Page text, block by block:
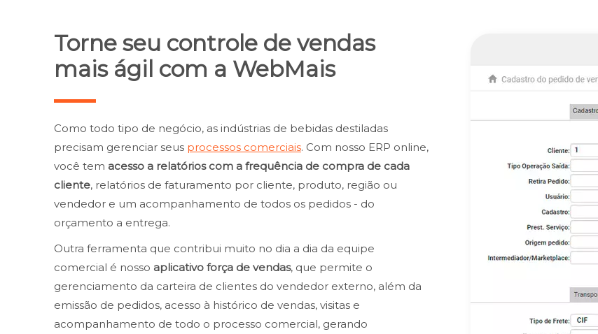
Torne seu controle de vendas
mais ágil com a WebMais
Como todo tipo de negócio, as indústrias de bebidas destiladas
precisam gerenciar seus processos comerciais. Com nosso ERP online,
você tem acesso a relatórios com a frequência de compra de cada
cliente, relatórios de faturamento por cliente, produto, região ou
vendedor e um acompanhamento de todos os pedidos - do
orçamento a entrega.
Outra ferramenta que contribui muito no dia a dia da equipe
comercial é nosso aplicativo força de vendas, que permite o
gerenciamento da carteira de clientes do vendedor externo, além da
emissão de pedidos, acesso à histórico de vendas, visitas e
acompanhamento de todo o processo comercial, gerando